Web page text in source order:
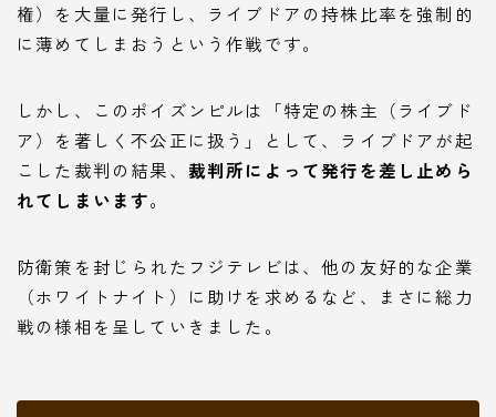
権）を大量に発行し、ライブドアの持株比率を強制的
に薄めてしまおうという作戦です。
しかし、このポイズンピルは「特定の株主（ライブド
ア）を著しく不公正に扱う」として、ライブドアが起
こした裁判の結果、 裁判所によって発行を差し止めら
れてしまいます。
防衛策を封じられたフジテレビは、他の友好的な企業
（ホワイトナイト）に助けを求めるなど、まさに総力
戦の様相を呈していきました。